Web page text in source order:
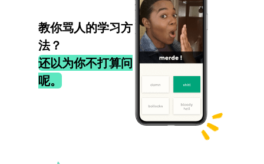
教你骂人的学习方
法？
还以为你不打算问
呢。